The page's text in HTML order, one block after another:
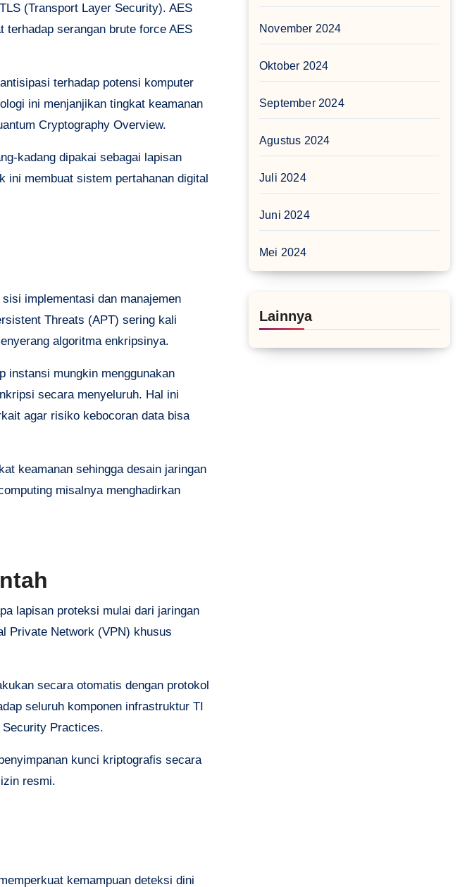
(Transport Layer Security). AES
terhadap serangan brute force AES
terhadap potensi komputer
ini menjanjikan tingkat keamanan
Cryptography Overview.
kadang dipakai sebagai lapisan
ini membuat sistem pertahanan digital
implementasi dan manajemen
Threats (APT) sering kali
algoritma enkripsinya.
instansi mungkin menggunakan
secara menyeluruh. Hal ini
agar risiko kebocoran data bisa
keamanan sehingga desain jaringan
misalnya menghadirkan
lapisan proteksi mulai dari jaringan
Private Network (VPN) khusus
secara otomatis dengan protokol
seluruh komponen infrastruktur TI
Security Practices.
kunci kriptografis secara
resmi.
kemampuan deteksi dini
November 2024
Oktober 2024
September 2024
Agustus 2024
Juli 2024
Juni 2024
Mei 2024
Lainnya